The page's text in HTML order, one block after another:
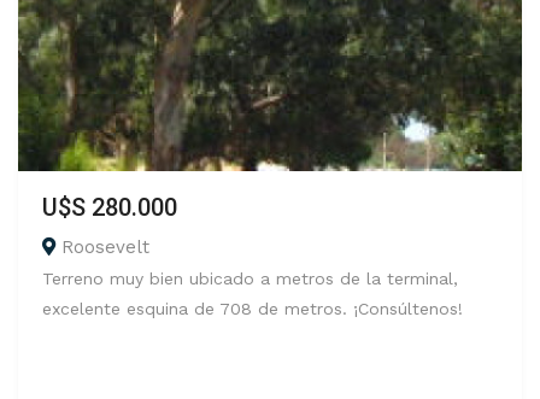
U$S 280.000
Roosevelt
Terreno muy bien ubicado a metros de la terminal,
excelente esquina de 708 de metros. ¡Consúltenos!